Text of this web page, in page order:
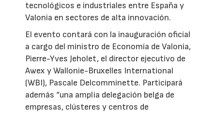
tecnológicos e industriales entre España y
Valonia en sectores de alta innovación.
El evento contará con la inauguración oficial
a cargo del ministro de Economía de Valonia,
Pierre-Yves Jeholet, el director ejecutivo de
Awex y Wallonie-Bruxelles International
(WBI), Pascale Delcomminette. Participará
además “una amplia delegación belga de
empresas, clústeres y centros de